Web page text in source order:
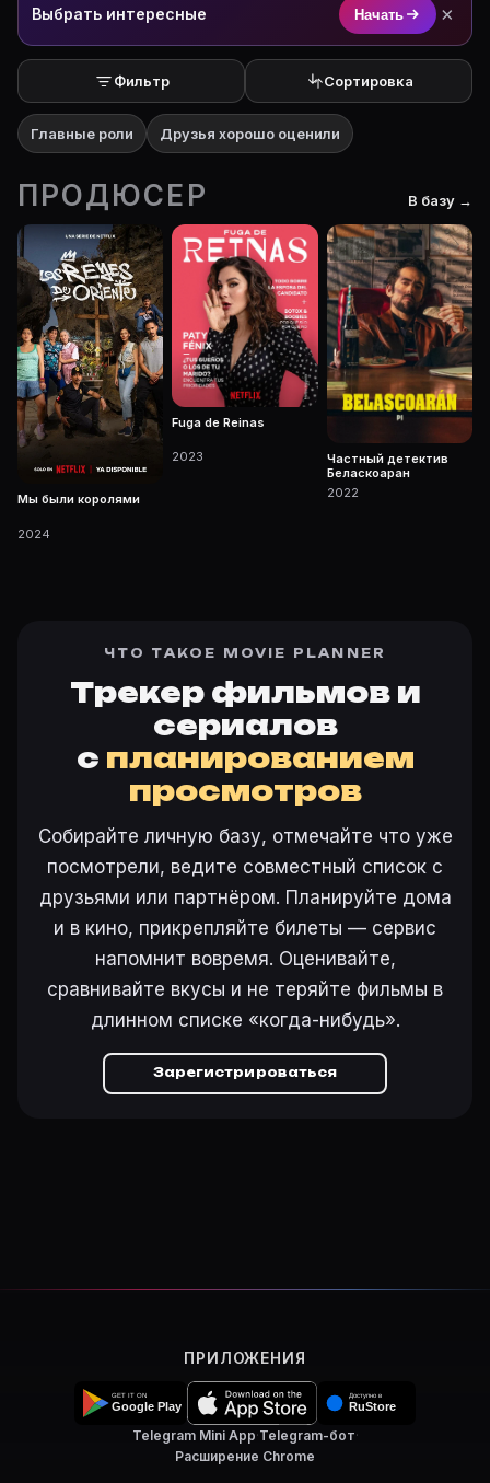
Выбрать интересные Начать ×
Фильтр Сортировка
Главные роли Друзья хорошо оценили
ПРОДЮСЕР В базу →
Мы были королями
2024
Fuga de Reinas
2023
Частный детектив
Беласкоаран
2022
ЧТО ТАКОЕ MOVIE PLANNER
Трекер фильмов и
сериалов
с планированием
просмотров
Собирайте личную базу, отмечайте что уже
посмотрели, ведите совместный список с
друзьями или партнёром. Планируйте дома
и в кино, прикрепляйте билеты — сервис
напомнит вовремя. Оценивайте,
сравнивайте вкусы и не теряйте фильмы в
длинном списке «когда-нибудь».
Зарегистрироваться
ПРИЛОЖЕНИЯ
Telegram Mini App·Telegram-бот·
Расширение Chrome